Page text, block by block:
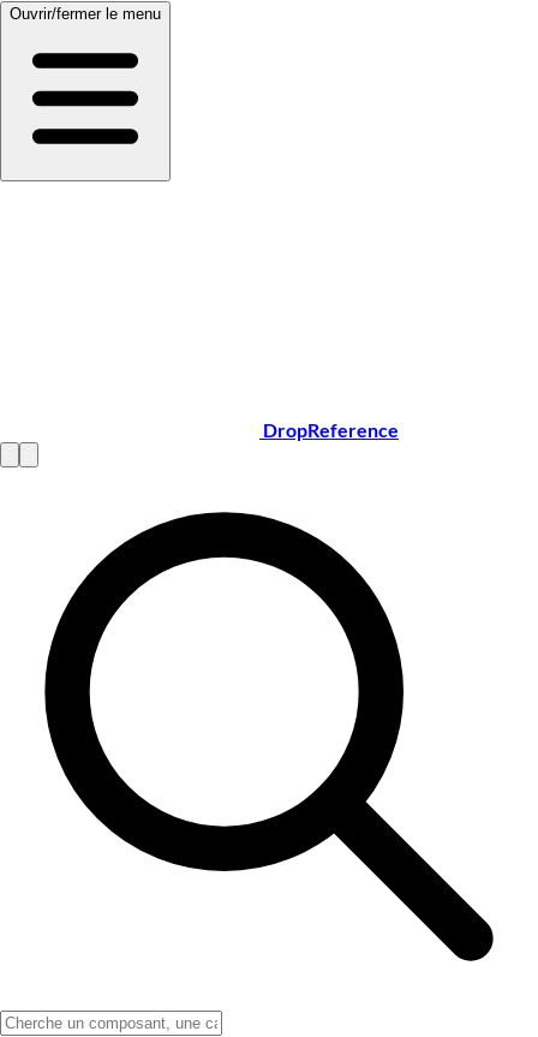
Ouvrir/fermer le menu
DropReference